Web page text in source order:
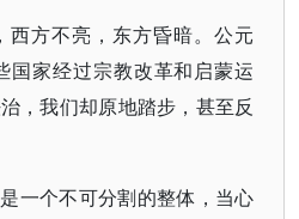
西方不亮，东方昏暗。公元
国家经过宗教改革和启蒙运
，我们却原地踏步，甚至反
一个不可分割的整体，当心